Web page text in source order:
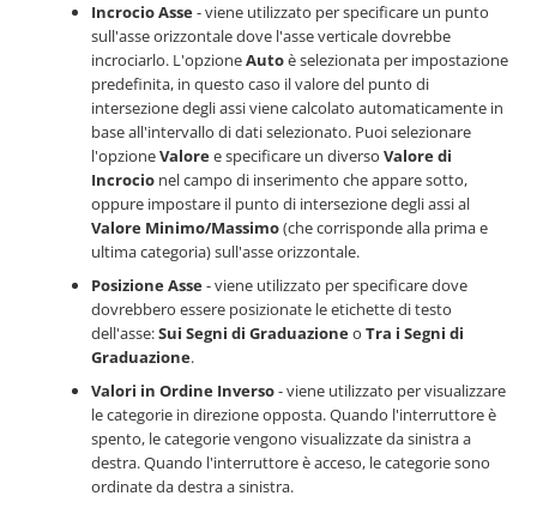
Incrocio Asse- viene utilizzato per specificare un punto
sull'asse orizzontale dove l'asse verticale dovrebbe
incrociarlo. L'opzioneAutoè selezionata per impostazione
predefinita, in questo caso il valore del punto di
intersezione degli assi viene calcolato automaticamente in
base all'intervallo di dati selezionato. Puoi selezionare
l'opzioneValoree specificare un diverso Valore di
Incrocio nel campo di inserimento che appare sotto,
oppure impostare il punto di intersezione degli assi al
Valore Minimo/Massimo(che corrisponde alla prima e
ultima categoria) sull'asse orizzontale.
Posizione Asse- viene utilizzato per specificare dove
dovrebbero essere posizionate le etichette di testo
dell'asse:Sui Segni di Graduazioneo Tra i Segni di
Graduazione.
Valori in Ordine Inverso- viene utilizzato per visualizzare
le categorie in direzione opposta. Quando l'interruttore è
spento, le categorie vengono visualizzate da sinistra a
destra. Quando l'interruttore è acceso, le categorie sono
ordinate da destra a sinistra.